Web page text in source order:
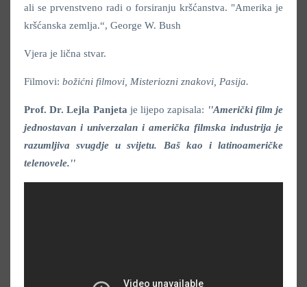
ali se prvenstveno radi o forsiranju kršćanstva. "Amerika je
kršćanska zemlja.“, George W. Bush
Vjera je lična stvar.
Filmovi: božićni filmovi, Misteriozni znakovi, Pasija.
Prof. Dr. Lejla Panjeta je lijepo zapisala: ''Američki film je
jednostavan i univerzalan i američka filmska industrija je
razumljiva svugdje u svijetu. Baš kao i latinoameričke
telenovele.''